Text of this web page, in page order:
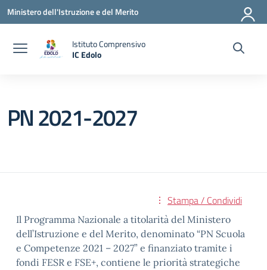
Vai ai contenuti
Vai al menu di navigazione
Vai al footer
Ministero dell'Istruzione e del Merito
Istituto Comprensivo
IC Edolo
PN 2021-2027
Stampa / Condividi
Il Programma Nazionale a titolarità del Ministero
dell’Istruzione e del Merito, denominato “PN Scuola
e Competenze 2021 – 2027” e finanziato tramite i
fondi FESR e FSE+, contiene le priorità strategiche